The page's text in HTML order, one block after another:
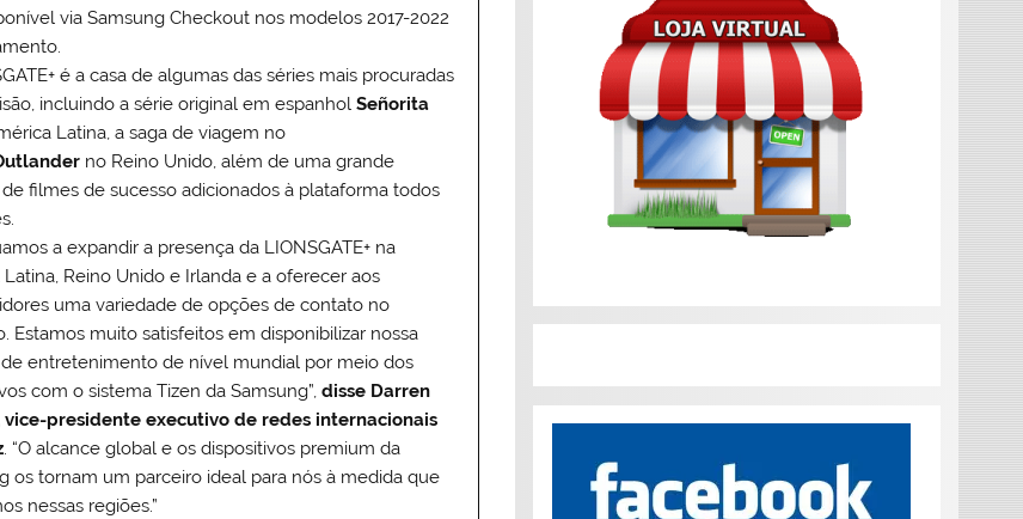
via Samsung Checkout nos modelos 2017-2022
é a casa de algumas das séries mais procuradas
incluindo a série original em espanhol Señorita
Latina, a saga de viagem no
no Reino Unido, além de uma grande
filmes de sucesso adicionados à plataforma todos
a expandir a presença da LIONSGATE+ na
Reino Unido e Irlanda e a oferecer aos
uma variedade de opções de contato no
Estamos muito satisfeitos em disponibilizar nossa
entretenimento de nível mundial por meio dos
com o sistema Tizen da Samsung”, disse Darren
vice-presidente executivo de redes internacionais
. “O alcance global e os dispositivos premium da
os tornam um parceiro ideal para nós à medida que
nessas regiões.”